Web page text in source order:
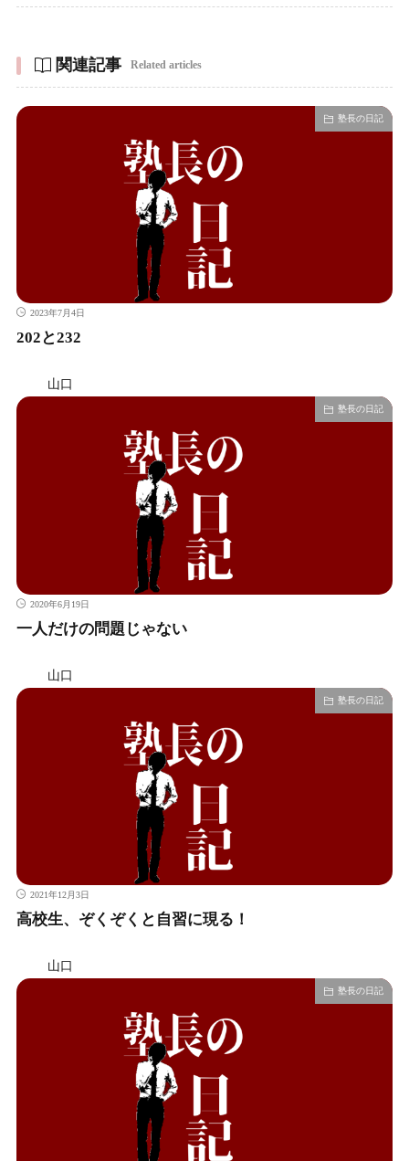
関連記事 Related articles
塾長の日記
2023年7月4日
202と232
山口
塾長の日記
2020年6月19日
一人だけの問題じゃない
山口
塾長の日記
2021年12月3日
高校生、ぞくぞくと自習に現る！
山口
塾長の日記